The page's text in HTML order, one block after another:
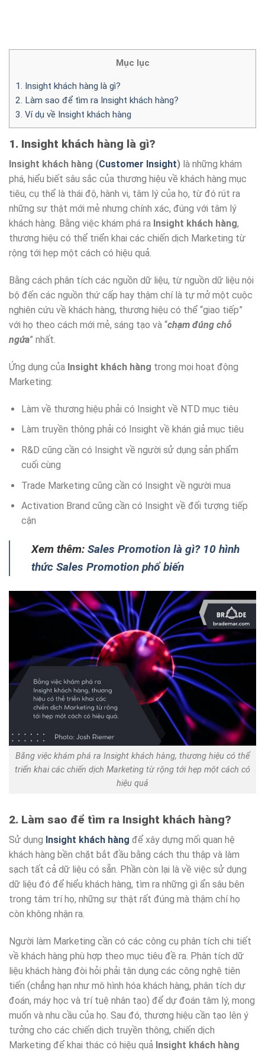
Mục lục
1. Insight khách hàng là gì?
2. Làm sao để tìm ra Insight khách hàng?
3. Ví dụ về Insight khách hàng
1. Insight khách hàng là gì?
Insight khách hàng (Customer Insight) là những khám
phá, hiểu biết sâu sắc của thương hiệu về khách hàng mục
tiêu, cụ thể là thái độ, hành vi, tâm lý của họ, từ đó rút ra
những sự thật mới mẻ nhưng chính xác, đúng với tâm lý
khách hàng. Bằng việc khám phá ra Insight khách hàng,
thương hiệu có thể triển khai các chiến dịch Marketing từ
rộng tới hẹp một cách có hiệu quả.
Bằng cách phân tích các nguồn dữ liệu, từ nguồn dữ liệu nội
bộ đến các nguồn thứ cấp hay thậm chí là tự mở một cuộc
nghiên cứu về khách hàng, thương hiệu có thể “giao tiếp”
với họ theo cách mới mẻ, sáng tạo và “chạm đúng chỗ
ngứa” nhất.
Ứng dụng của Insight khách hàng trong mọi hoạt động
Marketing:
Làm về thương hiệu phải có Insight về NTD mục tiêu
Làm truyền thông phải có Insight về khán giả mục tiêu
R&D cũng cần có Insight về người sử dụng sản phẩm
cuối cùng
Trade Marketing cũng cần có Insight về người mua
Activation Brand cũng cần có Insight về đối tượng tiếp
cận
Xem thêm: Sales Promotion là gì? 10 hình
thức Sales Promotion phổ biến
Bằng việc khám phá ra Insight khách hàng, thương hiệu có thể
triển khai các chiến dịch Marketing từ rộng tới hẹp một cách có
hiệu quả
2. Làm sao để tìm ra Insight khách hàng?
Sử dụng Insight khách hàng để xây dựng mối quan hệ
khách hàng bền chặt bắt đầu bằng cách thu thập và làm
sạch tất cả dữ liệu có sẵn. Phần còn lại là về việc sử dụng
dữ liệu đó để hiểu khách hàng, tìm ra những gì ẩn sâu bên
trong tâm trí họ, những sự thật rất đúng mà thậm chí họ
còn không nhận ra.
Người làm Marketing cần có các công cụ phân tích chi tiết
về khách hàng phù hợp theo mục tiêu đề ra. Phân tích dữ
liệu khách hàng đòi hỏi phải tận dụng các công nghệ tiên
tiến (chẳng hạn như mô hình hóa khách hàng, phân tích dự
đoán, máy học và trí tuệ nhân tạo) để dự đoán tâm lý, mong
muốn và nhu cầu của họ. Sau đó, thương hiệu cần tạo lên ý
tưởng cho các chiến dịch truyền thông, chiến dịch
Marketing để khai thác có hiệu quả Insight khách hàng